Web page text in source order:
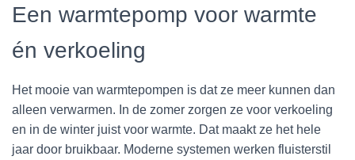
Een warmtepomp voor warmte
én verkoeling
Het mooie van warmtepompen is dat ze meer kunnen dan
alleen verwarmen. In de zomer zorgen ze voor verkoeling
en in de winter juist voor warmte. Dat maakt ze het hele
jaar door bruikbaar. Moderne systemen werken fluisterstil